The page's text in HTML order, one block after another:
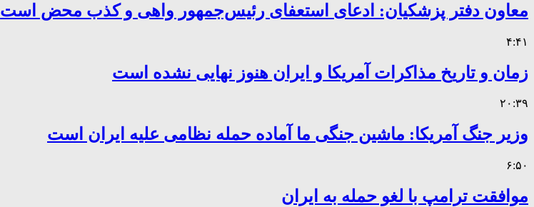
معاون دفتر پزشکیان: ادعای استعفای رئیس‌جمهور واهی و کذب محض است
۴:۴۱
زمان و تاریخ مذاکرات آمریکا و ایران هنوز نهایی نشده است
۲۰:۳۹
وزیر جنگ آمریکا: ماشین جنگی ما آماده حمله نظامی علیه ایران است
۶:۵۰
موافقت ترامپ با لغو حمله به ایران